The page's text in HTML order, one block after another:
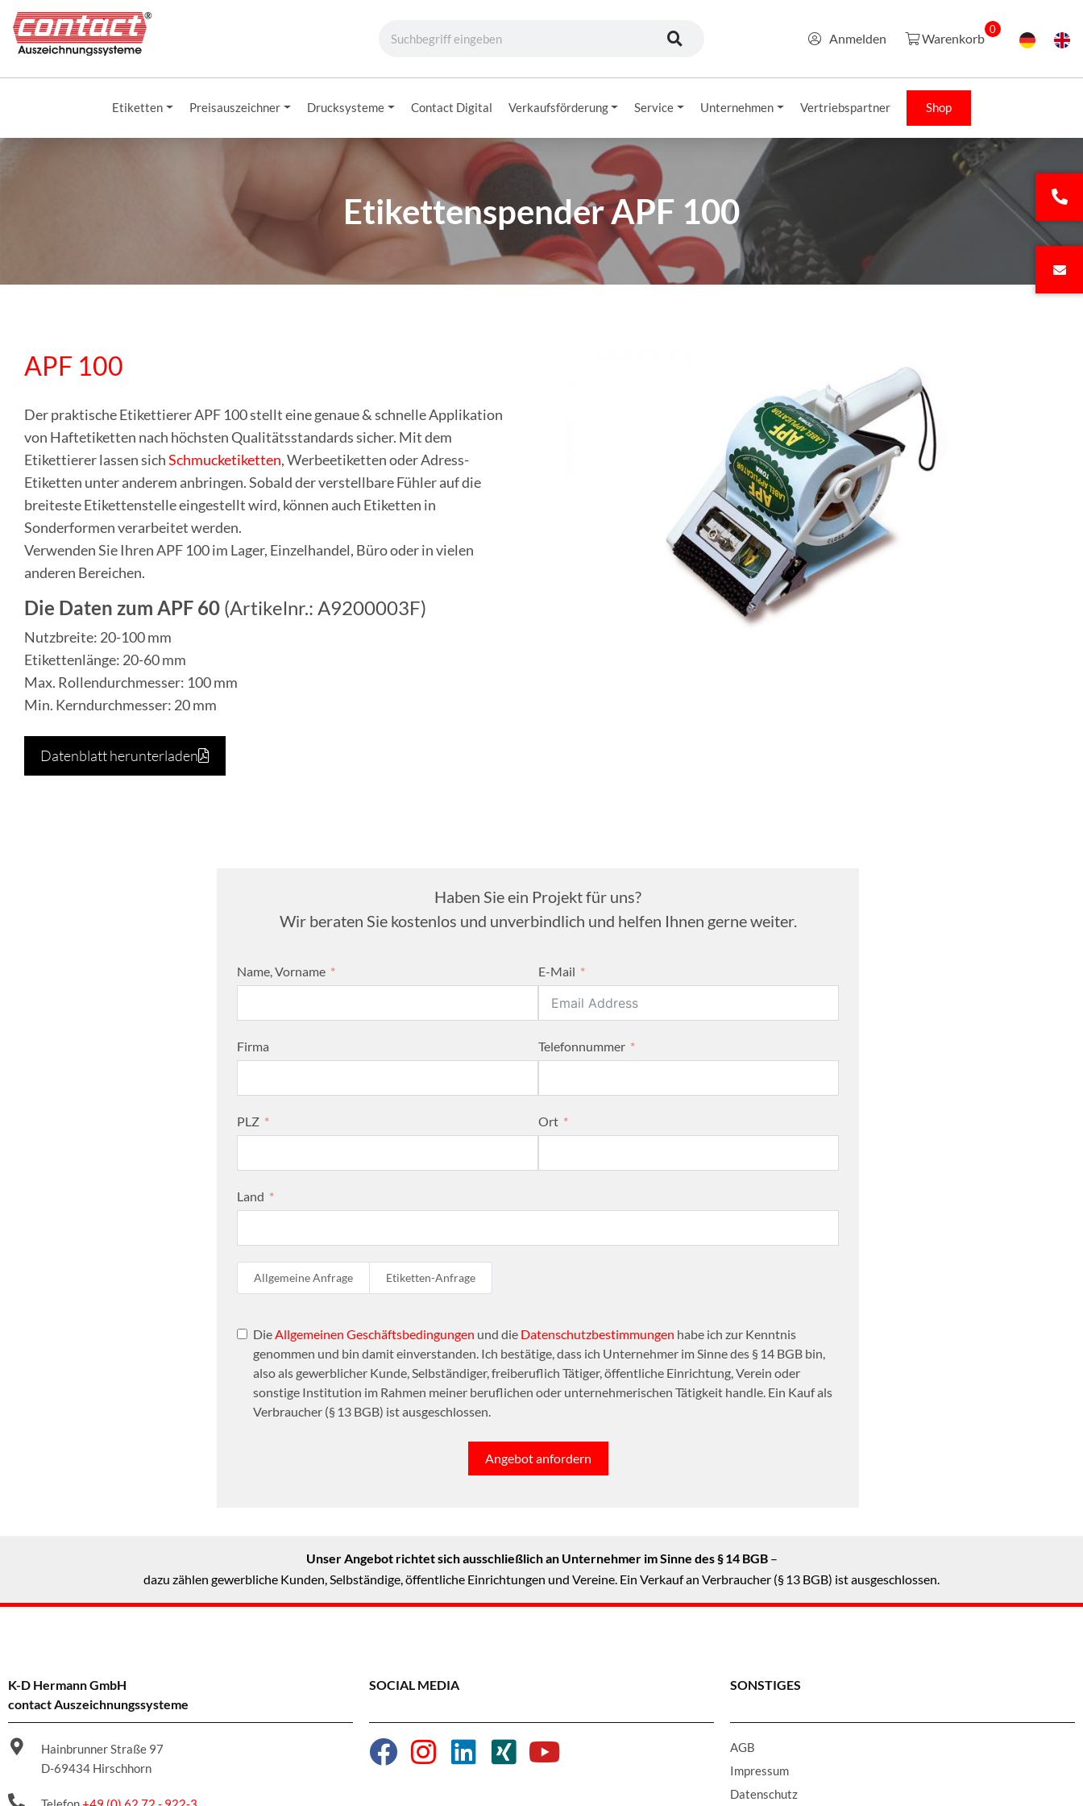
Anmelden Warenkorb
0
Etiketten Preisauszeichner Drucksysteme Contact Digital Verkaufsförderung Service Unternehmen Vertriebspartner Shop
Etikettenspender APF 100
APF 100
Der praktische Etikettierer APF 100 stellt eine genaue & schnelle Applikation
von Haftetiketten nach höchsten Qualitätsstandards sicher. Mit dem
Etikettierer lassen sichSchmucketiketten, Werbeetiketten oder Adress-
Etiketten unter anderem anbringen. Sobald der verstellbare Fühler auf die
breiteste Etikettenstelle eingestellt wird, können auch Etiketten in
Sonderformen verarbeitet werden.
Verwenden Sie Ihren APF 100 im Lager, Einzelhandel, Büro oder in vielen
anderen Bereichen.
Die Daten zum APF 60 (Artikelnr.: A9200003F)
Nutzbreite: 20-100 mm
Etikettenlänge: 20-60 mm
Max. Rollendurchmesser: 100 mm
Min. Kerndurchmesser: 20 mm
Datenblatt herunterladen
Haben Sie ein Projekt für uns?
Wir beraten Sie kostenlos und unverbindlich und helfen Ihnen gerne weiter.
Name, Vorname E-Mail
Firma Telefonnummer
PLZ Ort
Land
Allgemeine Anfrage Etiketten-Anfrage
DieAllgemeinen Geschäftsbedingungen und die Datenschutzbestimmungen habe ich zur Kenntnis
genommen und bin damit einverstanden. Ich bestätige, dass ich Unternehmer im Sinne des § 14 BGB bin,
also als gewerblicher Kunde, Selbständiger, freiberuflich Tätiger, öffentliche Einrichtung, Verein oder
sonstige Institution im Rahmen meiner beruflichen oder unternehmerischen Tätigkeit handle. Ein Kauf als
Verbraucher (§ 13 BGB) ist ausgeschlossen.
Angebot anfordern
Unser Angebot richtet sich ausschließlich an Unternehmer im Sinne des § 14 BGB–
dazu zählen gewerbliche Kunden, Selbständige, öffentliche Einrichtungen und Vereine. Ein Verkauf an Verbraucher (§ 13 BGB) ist ausgeschlossen.
K-D Hermann GmbH
contact Auszeichnungssysteme
Hainbrunner Straße 97
D-69434 Hirschhorn
SOCIAL MEDIA SONSTIGES
AGB
Impressum
Datenschutz